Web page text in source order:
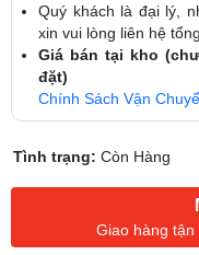
Quý khách là đại lý,
xin vui lòng liên hệ
Giá bán tại kho
đặt)
Chính Sách Vận
Tình trạng:Còn Hàng
Giao hàng